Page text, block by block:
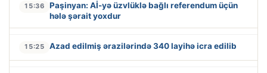
15:36
Paşinyan: Aİ-yə üzvlüklə bağlı referendum üçün
hələ şərait yoxdur
15:25 Azad edilmiş ərazilərində 340 layihə icra edilib